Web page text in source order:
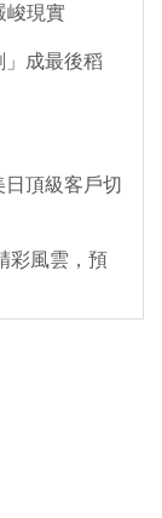
峻現實
成最後稻
頂級客戶切
彩風雲，預